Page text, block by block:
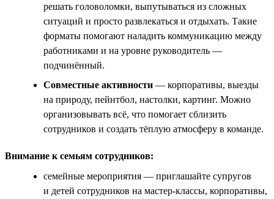
решать головоломки, выпутываться из сложных
ситуаций и просто развлекаться и отдыхать. Такие
форматы помогают наладить коммуникацию между
работниками и на уровне руководитель —
подчинённый.
Совместные активности — корпоративы, выезды
на природу, пейнтбол, настолки, картинг. Можно
организовывать всё, что помогает сблизить
сотрудников и создать тёплую атмосферу в команде.
Внимание к семьям сотрудников:
семейные мероприятия — приглашайте супругов
и детей сотрудников на мастер-классы, корпоративы,